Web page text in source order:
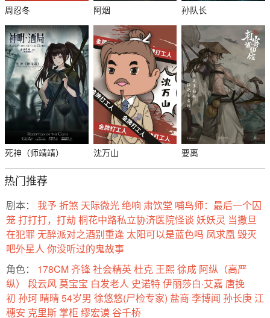
周忍冬 阿烟 孙队长
死神（师靖靖） 沈万山 要离
热门推荐
剧本： 我予 折煞 天际微光绝响 肃饮堂 哺鸟师：最后一个囚
笼打打打，打劫 桐花中路私立协济医院怪谈 妖妖灵 当撒旦
在犯罪无醉派对之酒别重逢 太阳可以是蓝色吗 凤求凰毁灭
吧外星人 你没听过的鬼故事
角色：
178CM 齐锋社会精英杜克 王熙徐成 阿纵（高严
纵） 段云风 莫宝宝 白发老人 史诺特伊丽莎白·艾嘉 唐挽
初 孙珂 晴晴54岁男 徐悠悠(尸检专家) 盐商 李博闻 孙长庚 江
穗安 克里斯 掌柜 缪宏谟谷千桥